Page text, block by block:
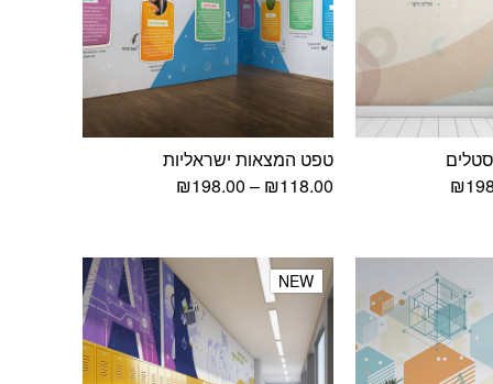
₪
⁦₪198.00⁩
טפט המצאות ישראליות
₪118.00
–
₪198.00 טווח
⁦₪198.00⁩
NEW
NEW